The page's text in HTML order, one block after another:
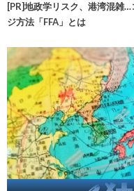
[PR]地政学リスク、港湾混雑
ジ方法「FFA」とは